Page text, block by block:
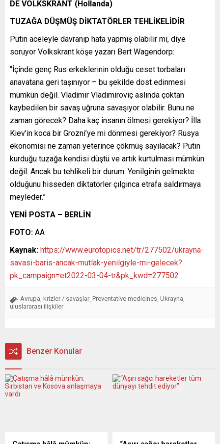
DE VOLKSKRANT (Hollanda)
TUZAĞA DÜŞMÜŞ DİKTATÖRLER TEHLİKELİDİR
Putin aceleyle davranıp hata yapmış olabilir mi, diye
soruyor Volkskrant köşe yazarı Bert Wagendorp:
“İçinde genç Rus erkeklerinin olduğu ceset torbaları
anavatana geri taşınıyor – bu şekilde dost edinmesi
mümkün değil. Vladimir Vladimiroviç aslında çoktan
kaybedilen bir savaş uğruna savaşıyor olabilir. Bunu ne
zaman görecek? Daha kaç insanın ölmesi gerekiyor? İlla
Kiev’in koca bir Grozni’ye mi dönmesi gerekiyor? Rusya
ekonomisi ne zaman yeterince çökmüş sayılacak? Putin
kurduğu tuzağa kendisi düştü ve artık kurtulması mümkün
değil. Ancak bu tehlikeli bir durum: Yenilginin gelmekte
olduğunu hisseden diktatörler çılgınca etrafa saldırmaya
meyleder.”
YENİ POSTA – BERLİN
FOTO: AA
Kaynak: https://www.eurotopics.net/tr/277502/ukrayna-
savasi-baris-ancak-mutlak-yenilgiyle-mi-gelecek?
pk_campaign=et2022-03-04-tr&pk_kwd=277502
Avrupa krizler / savaşlar Preventative medicines Ukrayna
uluslararası ilişkiler
Benzer Konular